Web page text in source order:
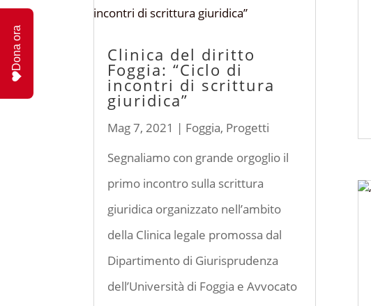
Clinica del diritto
Foggia: “Ciclo di
incontri di scrittura
giuridica”
Mag 7, 2021 | Foggia, Progetti
Segnaliamo con grande orgoglio il
primo incontro sulla scrittura
giuridica organizzato nell’ambito
della Clinica legale promossa dal
Dipartimento di Giurisprudenza
dell’Università di Foggia e Avvocato
Dona ora